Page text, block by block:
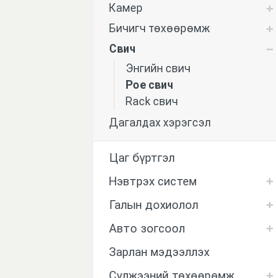
Сүлжээний төхөөрөмж
Компьютер
Камер
Бичигч төхөөрөмж
Свич
Энгийн свич
Poe свич
Rack свич
Дагалдах хэрэгсэл
Цаг бүртгэл
Нэвтрэх систем
Галын дохиолол
Авто зогсоол
Зарлан мэдээллэх